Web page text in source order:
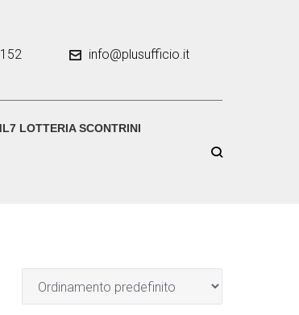
info@plusufficio.it
LOTTERIA SCONTRINI